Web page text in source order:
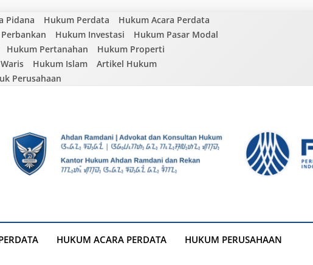
Pidana Hukum Perdata
Hukum Acara Perdata
Hukum Investasi
Hukum Pasar Modal
Hukum Pertanahan
Hukum Properti
Hukum Islam
Artikel Hukum
Perusahaan
HUKUM ACARA PERDATA HUKUM PERUSAHAAN